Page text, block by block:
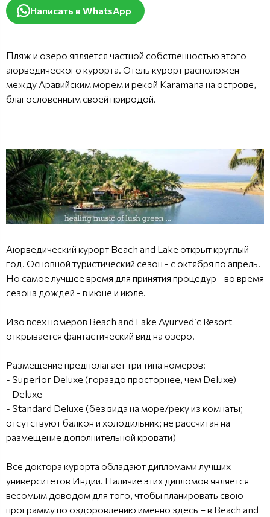
Написать в WhatsApp
Пляж и озеро является частной собственностью этого
аюрведического курорта. Отель курорт расположен
между Аравийским морем и рекой Karamana на острове,
благословенным своей природой.
Аюрведический курорт Beach and Lake открыт круглый
год. Основной туристический сезон - с октября по апрель.
Но самое лучшее время для принятия процедур - во время
сезона дождей - в июне и июле.
Изо всех номеров Beach and Lake Ayurvedic Resort
открывается фантастический вид на озеро.
Размещение предполагает три типа номеров:
- Superior Deluxe (гораздо просторнее, чем Deluxe)
- Deluxe
- Standard Deluxe (без вида на море/реку из комнаты;
отсутствуют балкон и холодильник; не рассчитан на
размещение дополнительной кровати)
Все доктора курорта обладают дипломами лучших
университетов Индии. Наличие этих дипломов является
весомым доводом для того, чтобы планировать свою
программу по оздоровлению именно здесь – в Beach and